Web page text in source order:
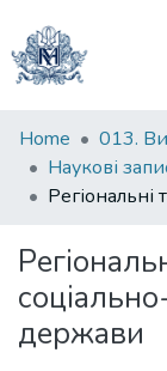
Communities
&
Collections
Statistics
Home
013.
держави